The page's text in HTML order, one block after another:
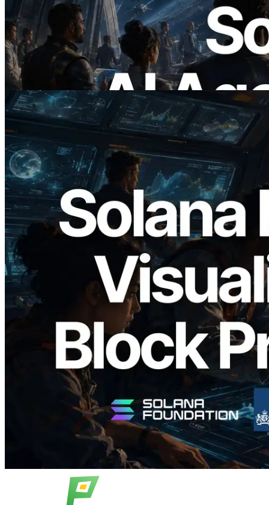
ERPC запускает Solana RPC с
поддержкой x402 — Эпоха, в которой
AI-агенты платят за нужные API по
требованию
Читать статью
2026.05.24
Validators Solutions запускает Solana
Block Analyzer — визуализация
времени генерации блоков и
назначенных валидаторов на уровне
слотов
Читать статью